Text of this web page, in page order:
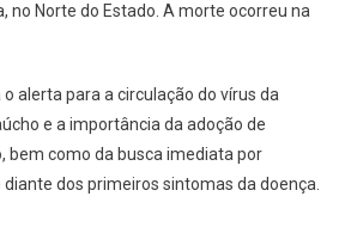
no Norte do Estado. A morte ocorreu na
alerta para a circulação do vírus da
e a importância da adoção de
bem como da busca imediata por
dos primeiros sintomas da doença.